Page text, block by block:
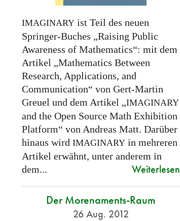
IMAGINARYist Teil des neuen
Springer-Buches „Raising Public
Awareness of Mathematics“: mit dem
Artikel „Mathematics Between
Research, Applications, and
Communication“ von Gert-Martin
Greuel und dem Artikel „IMAGINARY
and the Open Source Math Exhibition
Platform“ von Andreas Matt. Darüber
hinaus wird IMAGINARYin mehreren
Artikel erwähnt, unter anderem in
dem...
Weiterlesen
Der Morenaments-Raum
26 Aug. 2012